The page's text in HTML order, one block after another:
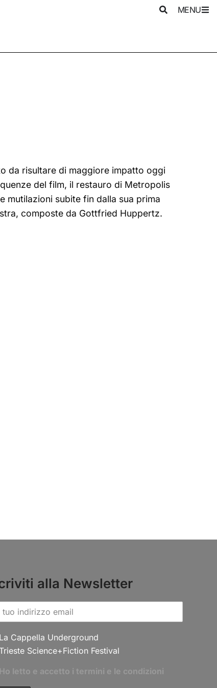
MENU
da risultare di maggiore impatto oggi
del film, il restauro di Metropolis
mutilazioni subite fin dalla sua prima
composte da Gottfried Huppertz.
alla Newsletter
La Cappella Underground
Trieste Science+Fiction Festival
Ho letto e accetto i termini e le condizioni